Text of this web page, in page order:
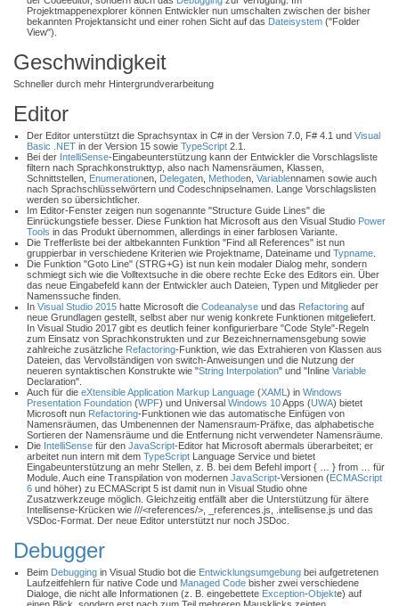
Projektmappenexplorer können Entwickler nun umschalten zwischen der bisher
bekannten Projektansicht und einer rohen Sicht auf das Dateisystem ("Folder
View").
Geschwindigkeit
Schneller durch mehr Hintergrundverarbeitung
Editor
Der Editor unterstützt die Sprachsyntax in C# in der Version 7.0, F# 4.1 und Visual
Basic .NET in der Version 15 sowie TypeScript 2.1.
Bei der IntelliSense-Eingabeunterstützung kann der Entwickler die Vorschlagsliste
filtern nach Sprachkonstrukttyp, also nach Namensräumen, Klassen,
Schnittstellen, Enumerationen, Delegaten, Methoden, Variablennamen sowie auch
nach Sprachschlüsselwörtern und Codeschnipselnamen. Lange Vorschlagslisten
werden so übersichtlicher.
Im Editor-Fenster zeigen nun sogenannte "Structure Guide Lines" die
Einrückungstiefe besser. Diese Funktion hat Microsoft aus den Visual Studio Power
Tools in das Produkt übernommen, allerdings in einer farblosen Variante.
Die Trefferliste bei der altbekannten Funktion "Find all References" ist nun
gruppierbar in verschiedene Kriterien wie Projektname, Dateiname und Typname
Die Funktion "Goto Line" (STRG+G) ist nun kein modaler Dialog mehr, sondern
schmiegt sich wie die Volltextsuche in die obere rechte Ecke des Editors ein. Über
das neue Eingabefeld kann der Entwickler auch Dateien, Typen und Mitglieder per
Namenssuche finden.
In Visual Studio 2015 hatte Microsoft die Codeanalyse und das Refactoring auf
neue Grundlagen gestellt, selbst aber nur wenig konkrete Funktionen mitgeliefert.
In Visual Studio 2017 gibt es deutlich feiner konfigurierbare "Code Style"-Regeln
zum Einsatz von Sprachkonstrukten und zur Bezeichnernamensgebung sowie
zahlreiche zusätzliche Refactoring-Funktion, wie das Extrahieren von Klassen aus
Dateien, das Vervollständigen von switch-Anweisungen und die Nutzung der
neueren syntaktischen Konstrukte wie "String Interpolation" und "Inline Variable
Declaration".
Auch für die eXtensible Application Markup Language (XAML ) in Windows
Presentation Foundation (WPF) und Universal Windows 10Apps (UWA) bietet
Microsoft nun Refactoring-Funktionen wie das automatische Einfügen von
Namensräumen, das Umbenennen der Namensraum-Präfixe, das alphabetische
Sortieren der Namensräume und die Entfernung nicht verwendeter Namensräume.
Die IntelliSense für den JavaScript-Editor hat Microsoft abermals überarbeitet; er
arbeitet nun intern mit dem TypeScript Language Service und bietet
Eingabeunterstützung an mehr Stellen, z. B. bei dem Befehl import { … } from … für
Module. Auch eine Transpilation von modernen JavaScript-Versionen (ECMAScript
6 und höher) zu ECMAScript 5 ist damit nun in Visual Studio ohne
Zusatzwerkzeuge möglich. Gleichzeitig entfällt aber die Unterstützung für ältere
Intellisense-Krücken wie ///<references/>, _references.js, .intellisense.js und das
VSDoc-Format. Der neue Editor unterstützt nur noch JSDoc.
Debugger
Beim Debugging in Visual Studio bot die Entwicklungsumgebung bei aufgetretenen
Laufzeitfehlern für native Code und Managed Code bisher zwei verschiedene
Dialoge, die nicht alle Informationen (z. B. eingebettete Exception-Objekte) auf